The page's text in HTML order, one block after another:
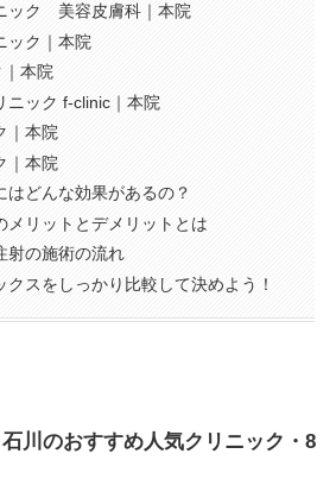
ック 美容皮膚科｜本院
ック｜本院
本院
ニック f-clinic｜本院
｜本院
｜本院
はどんな効果があるの？
メリットとデメリットとは
射の施術の流れ
クスをしっかり比較して決めよう！
川のおすすめ人気クリニック・8